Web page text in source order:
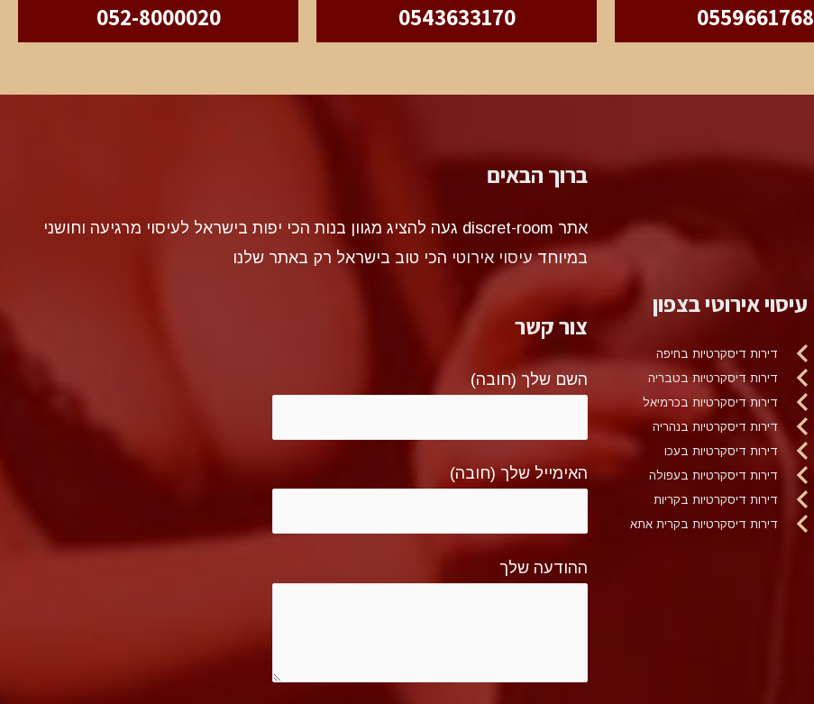
0559661768
0543633170
052-8000020
עיסוי אירוטי בצפון
דירות דיסקרטיות בחיפה
דירות דיסקרטיות בטבריה
דירות דיסקרטיות בכרמיאל
דירות דיסקרטיות בנהריה
דירות דיסקרטיות בעכו
דירות דיסקרטיות בעפולה
דירות דיסקרטיות בקריות
דירות דיסקרטיות בקרית אתא
ברוך הבאים
אתר discret-room געה להציג מגוון בנות הכי יפות בישראל לעיסוי מרגיעה וחושני
במיוחדעיסוי אירוטי הכי טוב בישראל רק באתר שלנו
צור קשר
השם שלך (חובה)
האימייל שלך (חובה)
ההודעה שלך